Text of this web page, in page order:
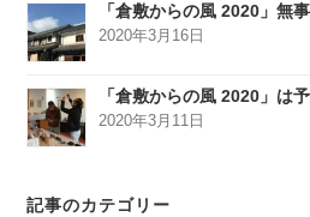
「倉敷からの風 2020」無
2020年3月16日
「倉敷からの風 2020」は
2020年3月11日
記事のカテゴリー